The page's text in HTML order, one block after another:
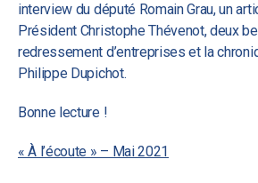
interview du député Romain Grau, un
Président Christophe Thévenot, deux
redressement d’entreprises et la
Philippe Dupichot.
Bonne lecture !
« À l’écoute » – Mai 2021